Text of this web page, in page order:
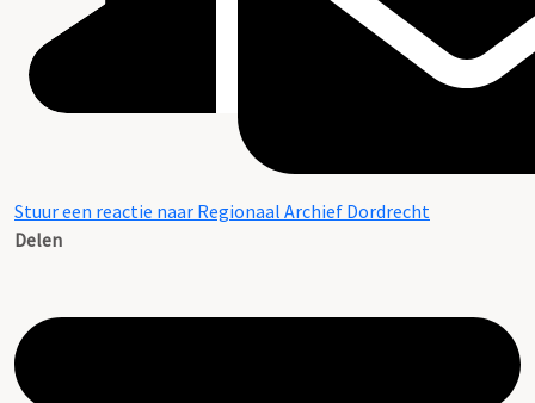
Stuur een reactie naar Regionaal Archief Dordrecht
Delen